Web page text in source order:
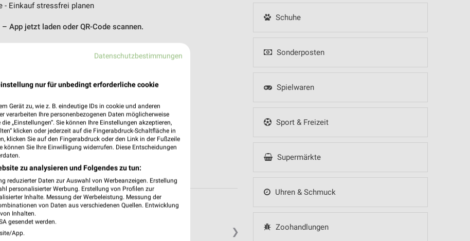
Schuhe
Sonderposten
Spielwaren
Sport & Freizeit
Supermärkte
Uhren & Schmuck
Zoohandlungen
- Einkauf stressfrei planen
App jetzt laden oder QR-Code scannen.
❯
Datenschutzbestimmungen
nur für unbedingt erforderliche cookie
Gerät zu, wie z. B. eindeutige IDs in cookie und anderen
verarbeiten Ihre personenbezogenen Daten möglicherweise
„Einstellungen“. Sie können Ihre Einstellungen akzeptieren,
klicken oder jederzeit auf die Fingerabdruck-Schaltfläche in
klicken Sie auf den Fingerabdruck oder den Link in der Fußzeile
können Sie Ihre Einwilligung widerrufen. Diese Entscheidungen
zu analysieren und Folgendes zu tun:
reduzierter Daten zur Auswahl von Werbeanzeigen. Erstellung
personalisierter Werbung. Erstellung von Profilen zur
Inhalte. Messung der Werbeleistung. Messung der
von Daten aus verschiedenen Quellen. Entwicklung
Inhalten.
gesendet werden.
App.